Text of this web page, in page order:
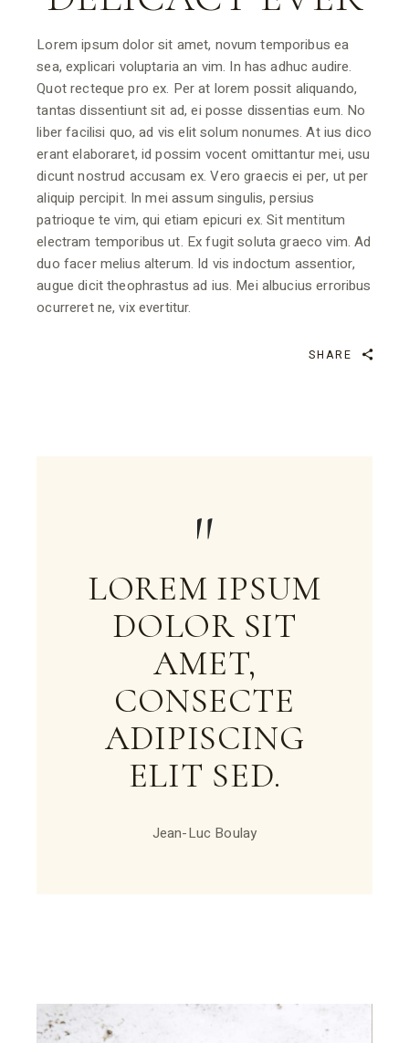
Lorem ipsum dolor sit amet, novum temporibus ea
sea, explicari voluptaria an vim. In has adhuc audire.
Quot recteque pro ex. Per at lorem possit aliquando,
tantas dissentiunt sit ad, ei posse dissentias eum. No
liber facilisi quo, ad vis elit solum nonumes. At ius dico
erant elaboraret, id possim vocent omittantur mei, usu
dicunt nostrud accusam ex. Vero graecis ei per, ut per
aliquip percipit. In mei assum singulis, persius
patrioque te vim, qui etiam epicuri ex. Sit mentitum
electram temporibus ut. Ex fugit soluta graeco vim. Ad
duo facer melius alterum. Id vis indoctum assentior,
augue dicit theophrastus ad ius. Mei albucius erroribus
ocurreret ne, vix evertitur.
SHARE
LOREM IPSUM
DOLOR SIT
AMET,
CONSECTE
ADIPISCING
ELIT SED.
Jean-Luc Boulay